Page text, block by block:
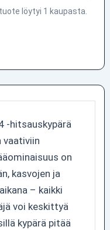
löytyi 1 kaupasta.
-hitsauskypärä
vaativiin
on
kasvojen ja
– kaikki
voi keskittyä
kypärä pitää